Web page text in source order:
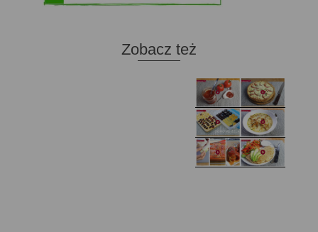
Zobacz też
Domowy ketchup (bez
cukru)
Tarta francuska z
cebulą i pomidorem
Domowe żelki
Zupa kurkowa z
selerem i pietruszką